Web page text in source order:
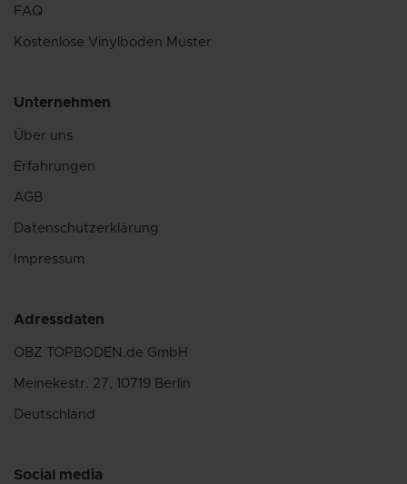
FAQ
Kostenlose Vinylboden Muster
Unternehmen
Über uns
Erfahrungen
AGB
Datenschutzerklärung
Impressum
Adressdaten
OBZ TOPBODEN.de GmbH
Meinekestr. 27, 10719 Berlin
Deutschland
Social media